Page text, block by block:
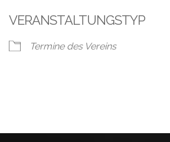
VERANSTALTUNGSTYP
Termine des Vereins